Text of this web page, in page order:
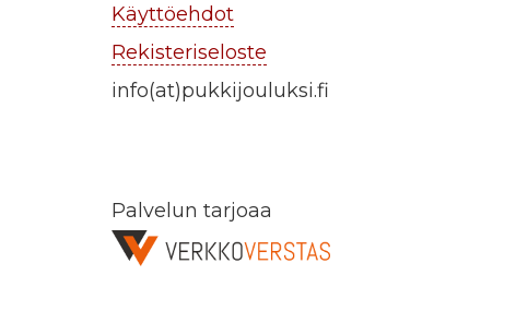
Käyttöehdot
Rekisteriseloste
info(at)pukkijouluksi.fi
Palvelun tarjoaa